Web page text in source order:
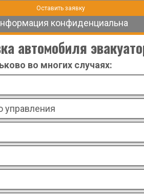
конфиденциальна
автомобиля
во многих случаях:
управления